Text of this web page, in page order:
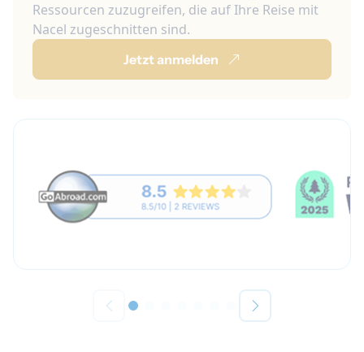
Ressourcen zuzugreifen, die auf Ihre Reise mit
Nacel zugeschnitten sind.
Jetzt anmelden